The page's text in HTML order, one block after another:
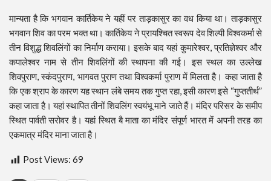
मान्यता है कि भगवान कार्तिकेय ने यहीं पर ताड़कासुर का वध किया था। ताड़कासुर
भगवान शिव का परम भक्त था। कार्तिकेय ने प्रायश्चित स्वरूप देव शिल्पी विश्वकर्मा से
तीन विशुद्ध शिवलिंगों का निर्माण कराया। इसके बाद यहां कुमारेश्वर, प्रतिज्ञेश्वर और
कपालेश्वर नाम से तीन शिवलिंगों की स्थापना की गई। इस स्थल का उल्लेख
शिवपुराण, स्कंदपुराण, भागवत पुराण तथा विश्वकर्मा पुराण में मिलता है। कहा जाता है
कि एक श्राप के कारण यह स्थान लंबे समय तक गुप्त रहा, इसी कारण इसे “गुप्ततीर्थ”
कहा जाता है। यहां स्थापित तीनों शिवलिंग स्वयंभू माने जाते हैं। मंदिर परिसर के समीप
स्थित पार्वती सरोवर है। यहां स्थित बै माता का मंदिर संपूर्ण भारत में अपनी तरह का
एकमात्र मंदिर माना जाता है।
Post Views: 69